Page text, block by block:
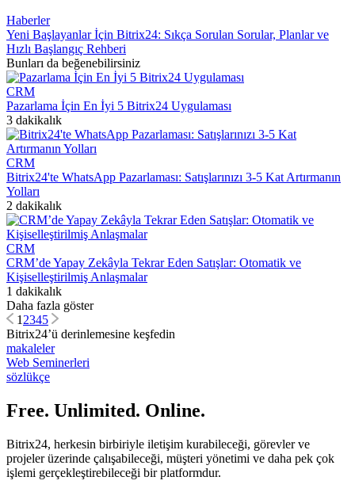
Haberler
Yeni Başlayanlar İçin Bitrix24: Sıkça Sorulan Sorular, Planlar ve
Hızlı Başlangıç Rehberi
Bunları da beğenebilirsiniz
CRM
Pazarlama İçin En İyi 5 Bitrix24 Uygulaması
3 dakikalık
CRM
Bitrix24'te WhatsApp Pazarlaması: Satışlarınızı 3-5 Kat Artırmanın
Yolları
2 dakikalık
CRM
CRM’de Yapay Zekâyla Tekrar Eden Satışlar: Otomatik ve
Kişiselleştirilmiş Anlaşmalar
1 dakikalık
Daha fazla göster
12345
Bitrix24’ü derinlemesine keşfedin
makaleler
Web Seminerleri
sözlükçe
Free. Unlimited. Online.
Bitrix24, herkesin birbiriyle iletişim kurabileceği, görevler ve
projeler üzerinde çalışabileceği, müşteri yönetimi ve daha pek çok
işlemi gerçekleştirebileceği bir platformdur.